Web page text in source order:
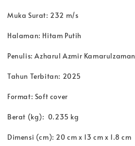
Muka Surat: 232 m/s
Halaman: Hitam Putih
Penulis: Azharul Azmir Kamarulzaman
Tahun Terbitan: 2025
Format: Soft cover
Berat (kg): 0.235 kg
Dimensi (cm): 20 cm x 13 cm x 1.8 cm